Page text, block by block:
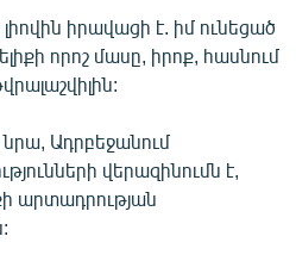
իրավացի է. իմ ունեցած
որոշ մասը, իրոք, հասնում
Ադրբեջանում
վերազինումն է,
արտադրության